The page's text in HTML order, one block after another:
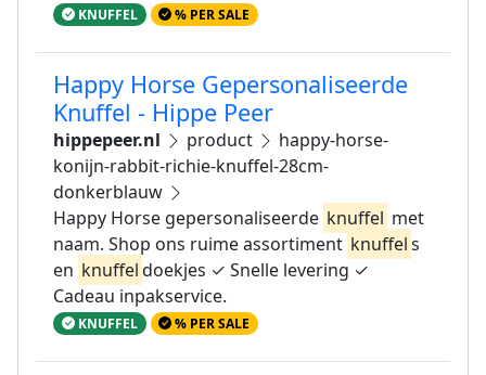
KNUFFEL % PER SALE
Happy Horse Gepersonaliseerde
Knuffel - Hippe Peer
hippepeer.nl product
happy-horse-
konijn-rabbit-richie-knuffel-28cm-
donkerblauw
Happy Horse gepersonaliseerde knuffel met
naam. Shop ons ruime assortiment knuffels
en knuffeldoekjes ✓ Snelle levering ✓
Cadeau inpakservice.
KNUFFEL % PER SALE